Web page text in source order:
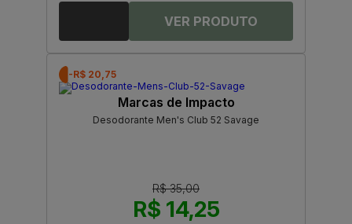
-R$ 20,75
Marcas de Impacto
Desodorante Men's Club 52 Savage
R$ 35,00
R$ 14,25